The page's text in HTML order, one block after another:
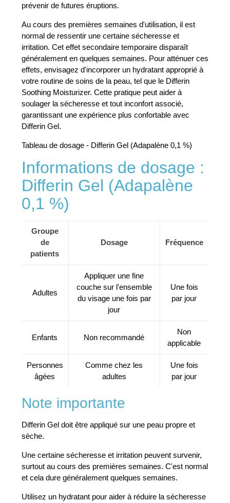
prévenir de futures éruptions.
Au cours des premières semaines d'utilisation, il est
normal de ressentir une certaine sécheresse et
irritation. Cet effet secondaire temporaire disparaît
généralement en quelques semaines. Pour atténuer ces
effets, envisagez d'incorporer un hydratant approprié à
votre routine de soins de la peau, tel que le Differin
Soothing Moisturizer. Cette pratique peut aider à
soulager la sécheresse et tout inconfort associé,
garantissant une expérience plus confortable avec
Differin Gel.
Tableau de dosage - Differin Gel (Adapalène 0,1 %)
Informations de dosage :
Differin Gel (Adapalène
0,1 %)
Groupe
de
patients
Dosage Fréquence
Adultes
Appliquer une fine
couche sur l'ensemble
du visage une fois par
jour
Une fois
par jour
Enfants Non recommandé
Non
applicable
Personnes
âgées
Comme chez les
adultes
Une fois
par jour
Note importante
Differin Gel doit être appliqué sur une peau propre et
sèche.
Une certaine sécheresse et irritation peuvent survenir,
surtout au cours des premières semaines. C'est normal
et cela dure généralement quelques semaines.
Utilisez un hydratant pour aider à réduire la sécheresse